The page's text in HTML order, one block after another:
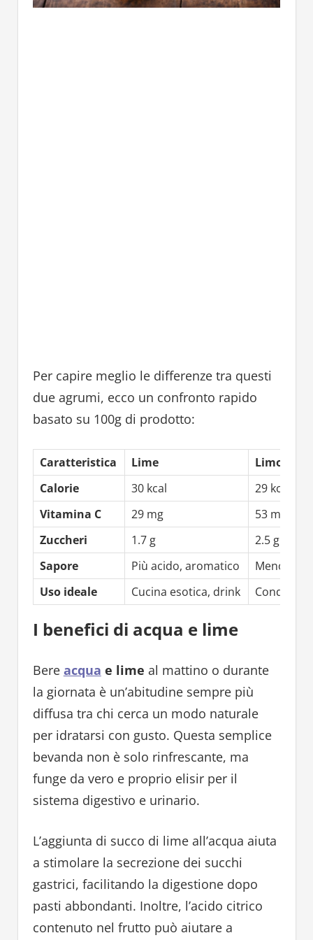
Per capire meglio le differenze tra questi
due agrumi, ecco un confronto rapido
basato su 100g di prodotto:
Caratteristica Lime
Limone
Calorie
30 kcal
29 kcal
Vitamina C
29 mg
53 mg
Zuccheri
1.7 g
2.5 g
Sapore
Più acido, aromatico
Meno
Uso ideale
Cucina esotica, drink
I benefici di acqua e lime
Bere acqua e lime al mattino o durante
la giornata è un’abitudine sempre più
diffusa tra chi cerca un modo naturale
per idratarsi con gusto. Questa semplice
bevanda non è solo rinfrescante, ma
funge da vero e proprio elisir per il
sistema digestivo e urinario.
L’aggiunta di succo di lime all’acqua aiuta
a stimolare la secrezione dei succhi
gastrici, facilitando la digestione dopo
pasti abbondanti. Inoltre, l’acido citrico
contenuto nel frutto può aiutare a